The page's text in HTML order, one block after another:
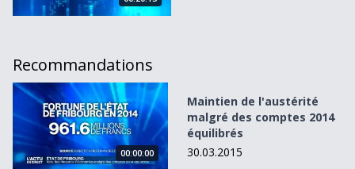
Recommandations
Maintien de l&#039;austérité malgré des comptes 2014
00:00:00
Maintien de l'austérité
malgré des comptes 2014
équilibrés
30.03.2015